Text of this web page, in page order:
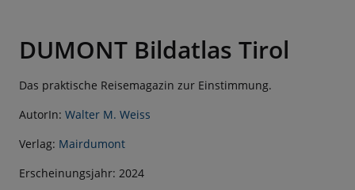
DUMONT Bildatlas Tirol
Das praktische Reisemagazin zur Einstimmung.
AutorIn: Walter M. Weiss
Verlag: Mairdumont
Erscheinungsjahr: 2024